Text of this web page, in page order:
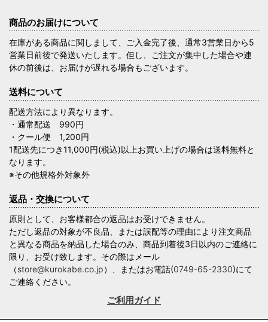
商品のお届けについて
在庫がある商品に関しまして、ご入金完了後、通常3営業日から5
営業日前後で発送いたします。但し、ご注文が集中した場合や連
休の前後は、お届けが遅れる場合もございます。
送料について
配送方法により異なります。
・通常配送 990円
・クール便 1,200円
1配送先につき11,000円(税込)以上お買い上げの場合は送料無料と
なります。
※その他規格外対象外
返品・交換について
原則として、お客様都合の返品はお受けできません。
ただし返品の対象が不良品、または誤配等の理由により注文商品
と異なる商品を納品した場合のみ、商品到着後3日以内のご連絡に
限り、お受け致します。その際はメール
（store@kurokabe.co.jp）、またはお電話(0749-65-2330)にて
ご連絡ください。
ご利用ガイド